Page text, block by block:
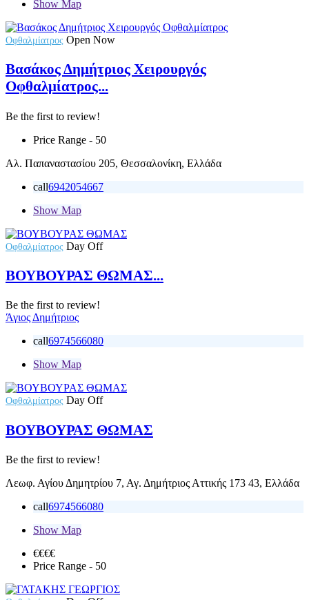
Show Map
Οφθαλμίατρος Open Now
Βασάκος Δημήτριος Χειρουργός
Οφθαλμίατρος...
Be the first to review!
Price Range - 50
Αλ. Παπαναστασίου 205, Θεσσαλονίκη, Ελλάδα
call6942054667
Show Map
Οφθαλμίατρος Day Off
ΒΟΥΒΟΥΡΑΣ ΘΩΜΑΣ...
Be the first to review!
Άγιος Δημήτριος
call6974566080
Show Map
Οφθαλμίατρος Day Off
ΒΟΥΒΟΥΡΑΣ ΘΩΜΑΣ
Be the first to review!
Λεωφ. Αγίου Δημητρίου 7, Αγ. Δημήτριος Αττικής 173 43, Ελλάδα
call6974566080
Show Map
€€€€
Price Range - 50